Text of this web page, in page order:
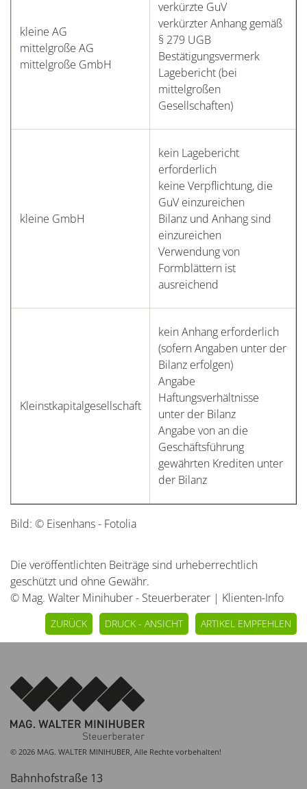
kleine AG
mittelgroße AG
mittelgroße GmbH
verkürzte GuV
verkürzter Anhang gemäß
§ 279 UGB
Bestätigungsvermerk
Lagebericht (bei
mittelgroßen
Gesellschaften)
kleine GmbH
kein Lagebericht
erforderlich
keine Verpflichtung, die
GuV einzureichen
Bilanz und Anhang sind
einzureichen
Verwendung von
Formblättern ist
ausreichend
Kleinstkapitalgesellschaft
kein Anhang erforderlich
(sofern Angaben unter der
Bilanz erfolgen)
Angabe
Haftungsverhältnisse
unter der Bilanz
Angabe von an die
Geschäftsführung
gewährten Krediten unter
der Bilanz
Bild: © Eisenhans - Fotolia
Die veröffentlichten Beiträge sind urheberrechtlich
geschützt und ohne Gewähr.
© Mag. Walter Minihuber - Steuerberater | Klienten-Info
ZURÜCK DRUCK - ANSICHT ARTIKEL EMPFEHLEN
© 2026 MAG. WALTER MINIHUBER, Alle Rechte vorbehalten!
Bahnhofstraße 13